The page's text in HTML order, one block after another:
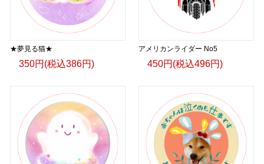
★夢見る猫★
350円(税込386円)
アメリカンライダー No5
450円(税込496円)